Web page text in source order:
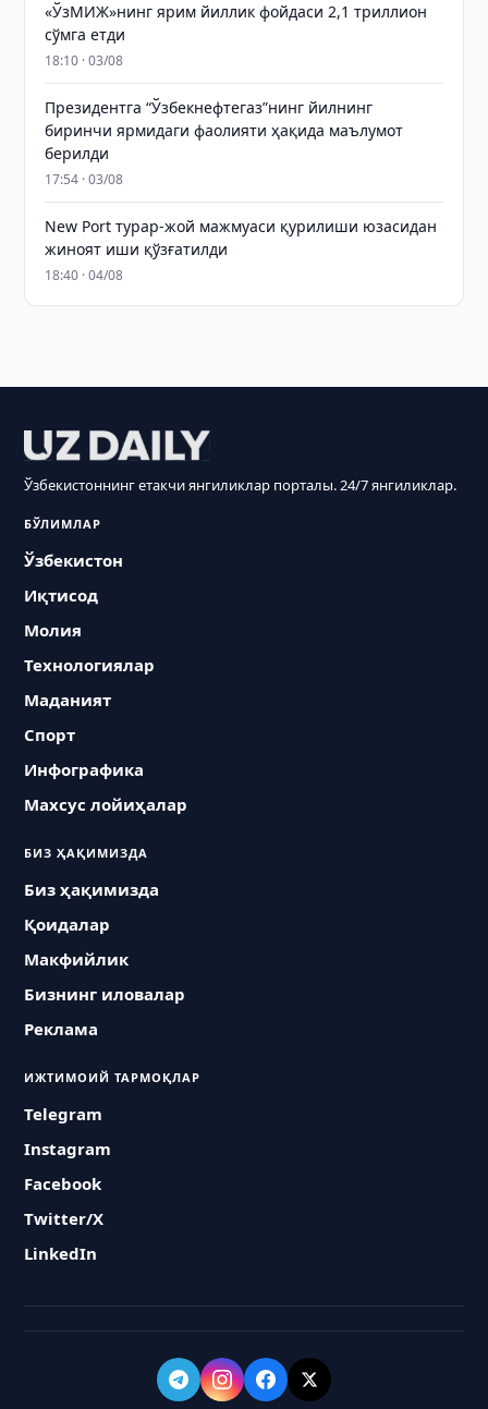
«ЎзМИЖ»нинг ярим йиллик фойдаси 2,1 триллион
сўмга етди
18:10 · 03/08
Президентга “Ўзбекнефтегаз”нинг йилнинг
биринчи ярмидаги фаолияти ҳақида маълумот
берилди
17:54 · 03/08
New Port турар-жой мажмуаси қурилиши юзасидан
жиноят иши қўзғатилди
18:40 · 04/08
Ўзбекистоннинг етакчи янгиликлар порталы. 24/7 янгиликлар.
БЎЛИМЛАР
Ўзбекистон
Иқтисод
Молия
Технологиялар
Маданият
Спорт
Инфографика
Махсус лойиҳалар
БИЗ ҲАҚИМИЗДА
Биз ҳақимизда
Қоидалар
Макфийлик
Бизнинг иловалар
Реклама
ИЖТИМОИЙ ТАРМОҚЛАР
Telegram
Instagram
Facebook
Twitter/X
LinkedIn